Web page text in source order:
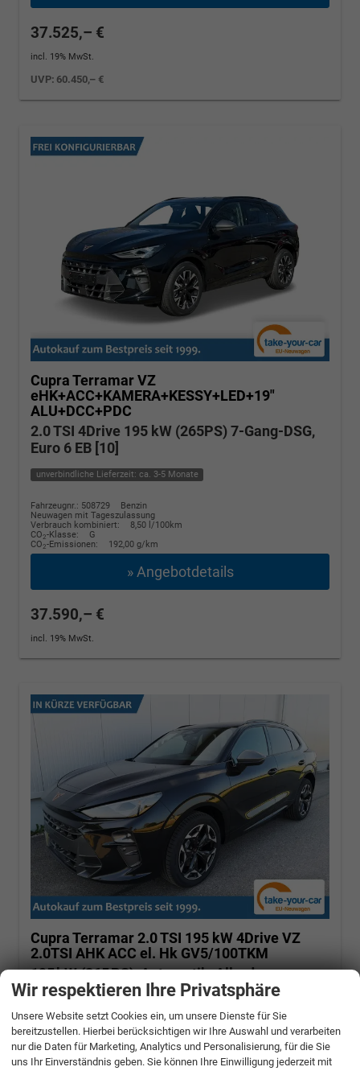
37.525,– €
incl. 19% MwSt.
UVP: 60.450,– €
Cupra TerramarVZ
eHK+ACC+KAMERA+KESSY+LED+19"
ALU+DCC+PDC
2.0 TSI 4Drive 195 kW (265PS) 7-Gang-DSG,
Euro 6 EB [10]
unverbindliche Lieferzeit: ca. 3-5 Monate
Fahrzeugnr.: 508729
Benzin
Neuwagen mit Tageszulassung
Verbrauch kombiniert:
8,50 l/100km
CO2-Klasse:
G
CO2-Emissionen: 192,00 g/km
» Angebotdetails
37.590,– €
incl. 19% MwSt.
Cupra Terramar2.0 TSI 195 kW 4Drive VZ
2.0TSI AHK ACC el. Hk GV5/100TKM
195 kW (265 PS), Automatik, Allrad
unverbindliche Lieferzeit:
Mythosschwarz
Fahrzeugnr.: 511212
Benzin
Neuwagen
Verbrauch kombiniert:
8,70 l/100km
Wir respektieren Ihre Privatsphäre
Unsere Website setzt Cookies ein, um unsere Dienste für Sie
bereitzustellen. Hierbei berücksichtigen wir Ihre Auswahl und verarbeiten
nur die Daten für Marketing, Analytics und Personalisierung, für die Sie
uns Ihr Einverständnis geben. Sie können Ihre Einwilligung jederzeit mit